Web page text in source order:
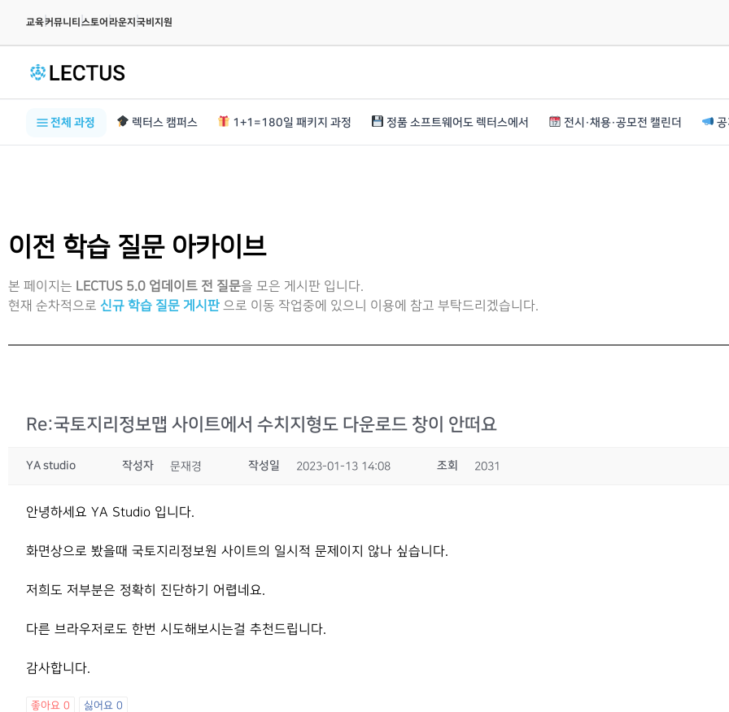
교육|커뮤니티 |스토어 |라운지 |국비지원
전체 과정 렉터스 캠퍼스 1+1=180일 패키지 과정 정품 소프트웨어도 렉터스에서 전시·채용·공모전 캘린더
이전 학습 질문 아카이브
본 페이지는 LECTUS 5.0 업데이트 전 질문을 모은 게시판 입니다.
현재 순차적으로 신규 학습 질문 게시판 으로 이동 작업중에 있으니 이용에 참고 부탁드리겠습니다.
Re:국토지리정보맵 사이트에서 수치지형도 다운로드 창이 안떠요
YA studio 작성자 문재경 작성일 2023-01-13 14:08 조회 2031
안녕하세요 YA Studio 입니다.
화면상으로 봤을때 국토지리정보원 사이트의 일시적 문제이지 않나 싶습니다.
저희도 저부분은 정확히 진단하기 어렵네요.
다른 브라우저로도 한번 시도해보시는걸 추천드립니다.
감사합니다.
좋아요 0 싫어요 0